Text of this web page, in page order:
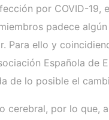
por COVID-19,
padece
Para ello y
Española de
de lo posible el
por lo que,